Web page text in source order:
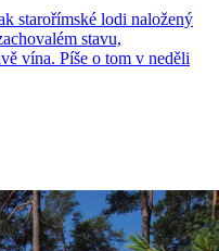
starořímské lodi naložený
stavu,
vína. Píše o tom v neděli